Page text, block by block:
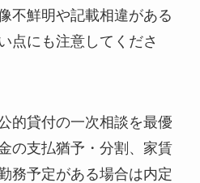
不鮮明や記載相違がある
点にも注意してくださ
的貸付の一次相談を最優
の支払猶予・分割、家賃
務予定がある場合は内定